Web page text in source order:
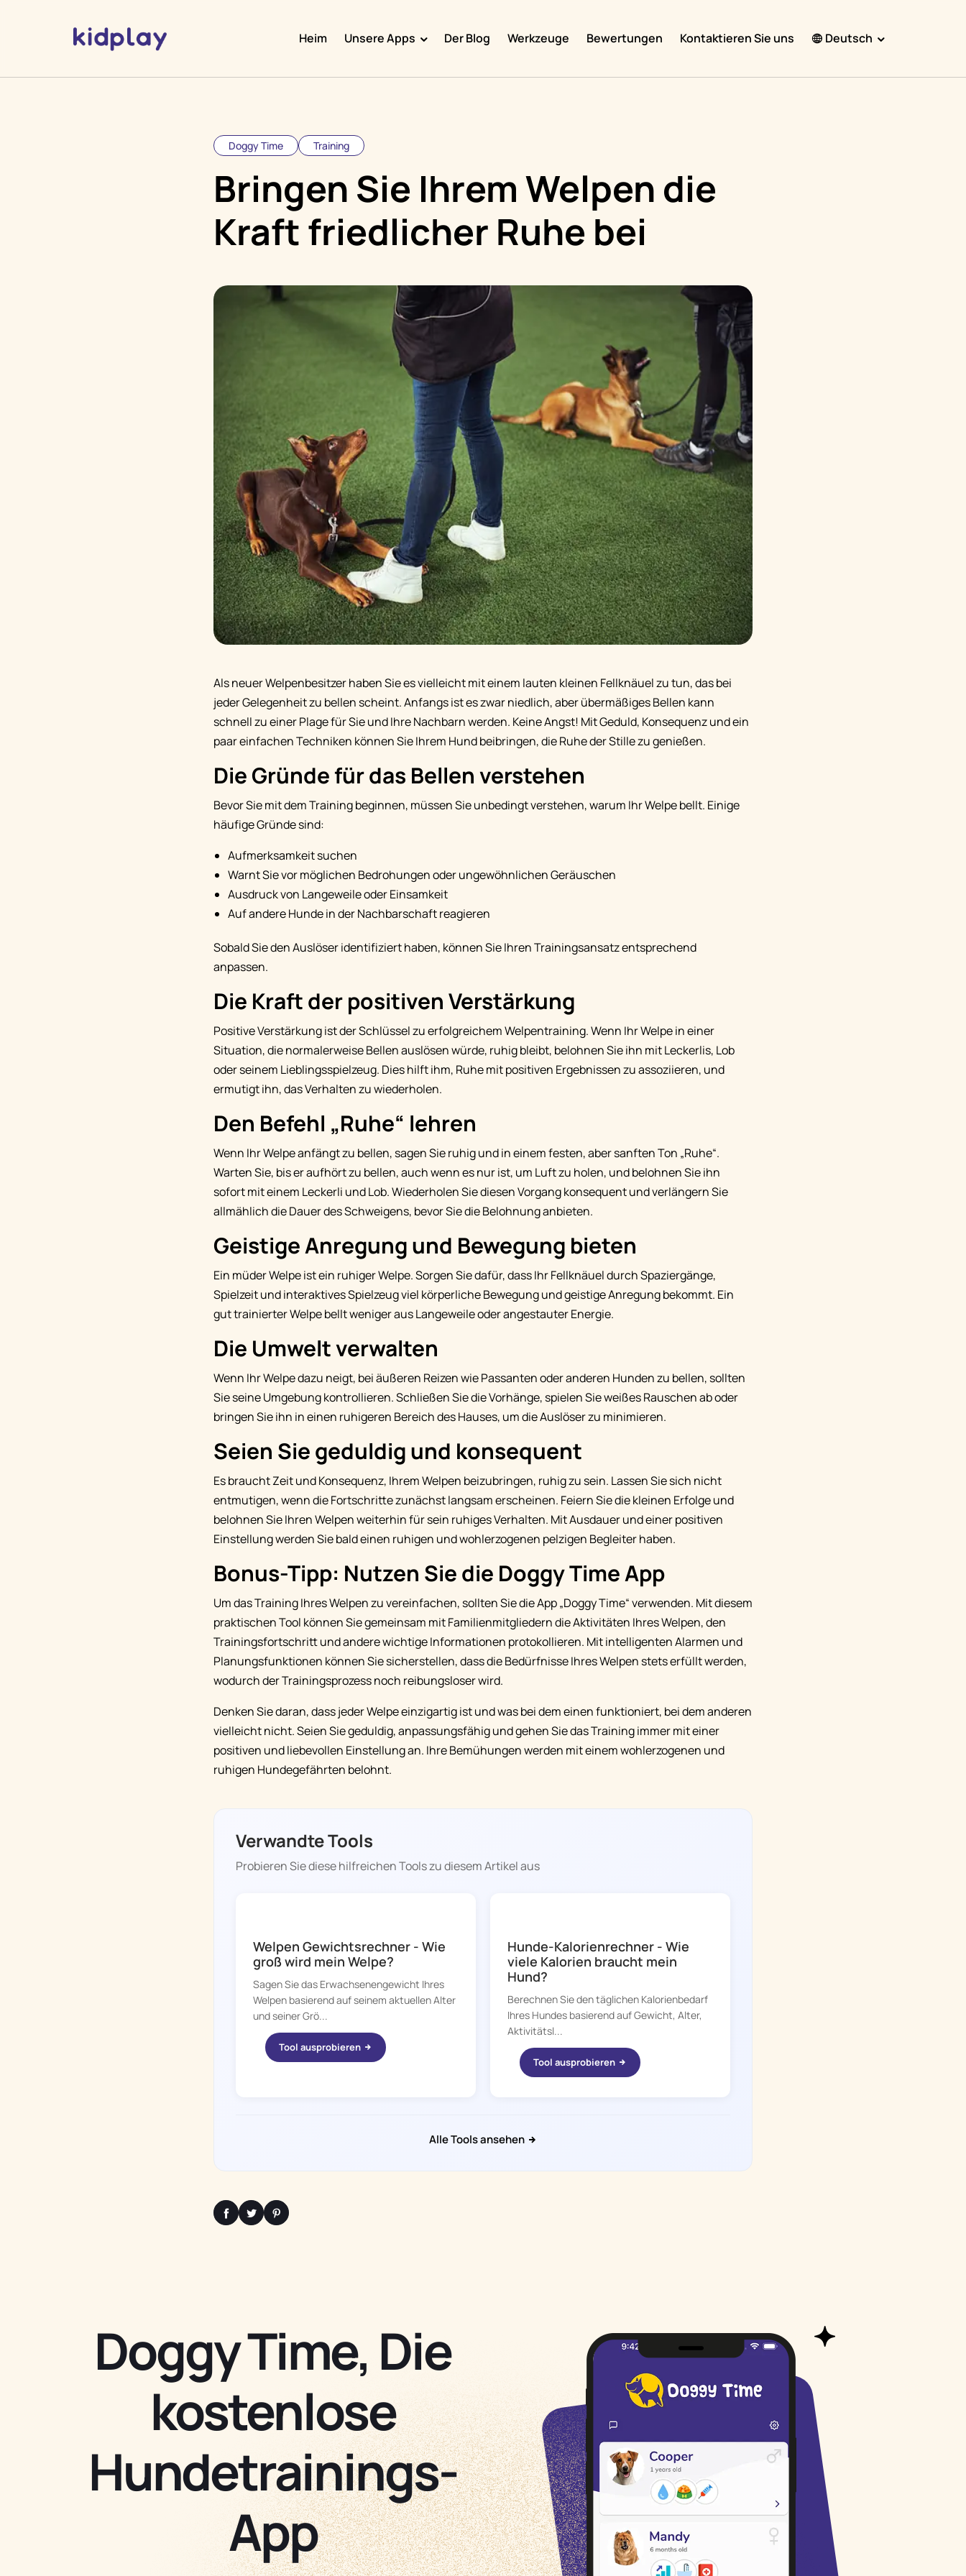
Heim Unsere Apps
Chore Boss
Fever Whiz
Der Blog Werkzeuge Bewertungen Kontaktieren Sie uns Deutsch
Doggy Time Training
Bringen Sie Ihrem Welpen die
Kraft friedlicher Ruhe bei
Als neuer Welpenbesitzer haben Sie es vielleicht mit einem lauten kleinen Fellknäuel zu tun, das bei
jeder Gelegenheit zu bellen scheint. Anfangs ist es zwar niedlich, aber übermäßiges Bellen kann
schnell zu einer Plage für Sie und Ihre Nachbarn werden. Keine Angst! Mit Geduld, Konsequenz und ein
paar einfachen Techniken können Sie Ihrem Hund beibringen, die Ruhe der Stille zu genießen.
Die Gründe für das Bellen verstehen
Bevor Sie mit dem Training beginnen, müssen Sie unbedingt verstehen, warum Ihr Welpe bellt. Einige
häufige Gründe sind:
Aufmerksamkeit suchen
Warnt Sie vor möglichen Bedrohungen oder ungewöhnlichen Geräuschen
Ausdruck von Langeweile oder Einsamkeit
Auf andere Hunde in der Nachbarschaft reagieren
Sobald Sie den Auslöser identifiziert haben, können Sie Ihren Trainingsansatz entsprechend
anpassen.
Die Kraft der positiven Verstärkung
Positive Verstärkung ist der Schlüssel zu erfolgreichem Welpentraining. Wenn Ihr Welpe in einer
Situation, die normalerweise Bellen auslösen würde, ruhig bleibt, belohnen Sie ihn mit Leckerlis, Lob
oder seinem Lieblingsspielzeug. Dies hilft ihm, Ruhe mit positiven Ergebnissen zu assoziieren, und
ermutigt ihn, das Verhalten zu wiederholen.
Den Befehl „Ruhe“ lehren
Wenn Ihr Welpe anfängt zu bellen, sagen Sie ruhig und in einem festen, aber sanften Ton „Ruhe“.
Warten Sie, bis er aufhört zu bellen, auch wenn es nur ist, um Luft zu holen, und belohnen Sie ihn
sofort mit einem Leckerli und Lob. Wiederholen Sie diesen Vorgang konsequent und verlängern Sie
allmählich die Dauer des Schweigens, bevor Sie die Belohnung anbieten.
Geistige Anregung und Bewegung bieten
Ein müder Welpe ist ein ruhiger Welpe. Sorgen Sie dafür, dass Ihr Fellknäuel durch Spaziergänge,
Spielzeit und interaktives Spielzeug viel körperliche Bewegung und geistige Anregung bekommt. Ein
gut trainierter Welpe bellt weniger aus Langeweile oder angestauter Energie.
Die Umwelt verwalten
Wenn Ihr Welpe dazu neigt, bei äußeren Reizen wie Passanten oder anderen Hunden zu bellen, sollten
Sie seine Umgebung kontrollieren. Schließen Sie die Vorhänge, spielen Sie weißes Rauschen ab oder
bringen Sie ihn in einen ruhigeren Bereich des Hauses, um die Auslöser zu minimieren.
Seien Sie geduldig und konsequent
Es braucht Zeit und Konsequenz, Ihrem Welpen beizubringen, ruhig zu sein. Lassen Sie sich nicht
entmutigen, wenn die Fortschritte zunächst langsam erscheinen. Feiern Sie die kleinen Erfolge und
belohnen Sie Ihren Welpen weiterhin für sein ruhiges Verhalten. Mit Ausdauer und einer positiven
Einstellung werden Sie bald einen ruhigen und wohlerzogenen pelzigen Begleiter haben.
Bonus-Tipp: Nutzen Sie die Doggy Time App
Um das Training Ihres Welpen zu vereinfachen, sollten Sie die App „Doggy Time“ verwenden. Mit diesem
praktischen Tool können Sie gemeinsam mit Familienmitgliedern die Aktivitäten Ihres Welpen, den
Trainingsfortschritt und andere wichtige Informationen protokollieren. Mit intelligenten Alarmen und
Planungsfunktionen können Sie sicherstellen, dass die Bedürfnisse Ihres Welpen stets erfüllt werden,
wodurch der Trainingsprozess noch reibungsloser wird.
Denken Sie daran, dass jeder Welpe einzigartig ist und was bei dem einen funktioniert, bei dem anderen
vielleicht nicht. Seien Sie geduldig, anpassungsfähig und gehen Sie das Training immer mit einer
positiven und liebevollen Einstellung an. Ihre Bemühungen werden mit einem wohlerzogenen und
ruhigen Hundegefährten belohnt.
Verwandte Tools
Probieren Sie diese hilfreichen Tools zu diesem Artikel aus
Welpen Gewichtsrechner - Wie
groß wird mein Welpe?
Sagen Sie das Erwachsenengewicht Ihres
Welpen basierend auf seinem aktuellen Alter
und seiner Grö...
Tool ausprobieren
Hunde-Kalorienrechner - Wie
viele Kalorien braucht mein
Hund?
Berechnen Sie den täglichen Kalorienbedarf
Ihres Hundes basierend auf Gewicht, Alter,
Aktivitätsl...
Tool ausprobieren
Alle Tools ansehen
Doggy Time, Die
kostenlose
Hundetrainings-
App